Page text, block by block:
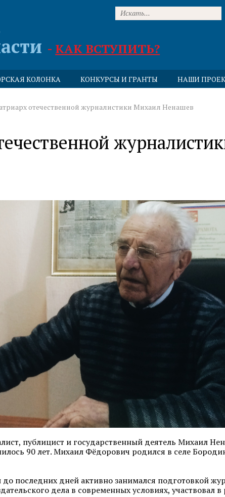
- КАК ВСТУПИТЬ?
КОЛОНКА КОНКУРСЫ И ГРАНТЫ НАШИ
отечественной журналистики Михаил Ненашев
публицист и государственный деятель Михаил
90 лет. Михаил Фёдорович родился в селе
последних дней активно занимался подготовкой
дела в современных условиях, участвовал